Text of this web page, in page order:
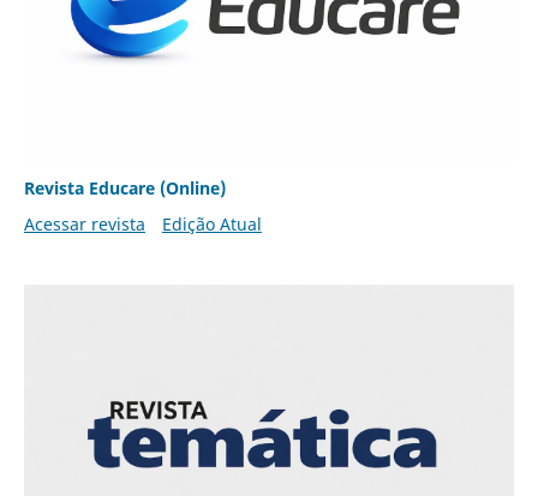
Revista Educare (Online)
Acessar revista
Edição Atual